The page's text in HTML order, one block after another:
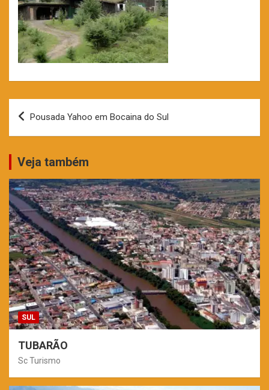
Navegação
Pousada Yahoo em Bocaina do Sul
Veja também
SUL
TUBARÃO
Sc Turismo